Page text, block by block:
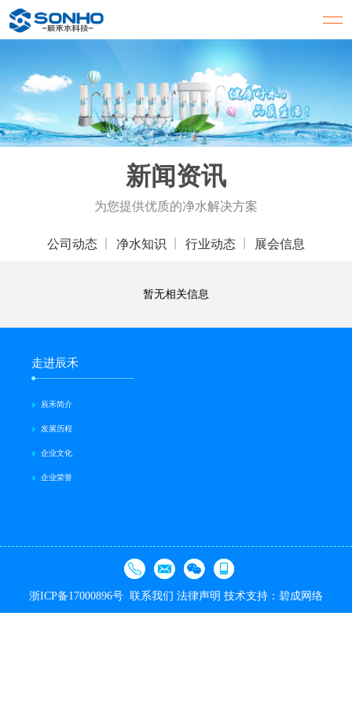
新闻资讯
为您提供优质的净水解决方案
公司动态 净水知识 行业动态 展会信息
暂无相关信息
走进辰禾
辰禾简介
发展历程
企业文化
企业荣誉
浙ICP备17000896号 联系我们 法律声明 技术支持：碧成网络